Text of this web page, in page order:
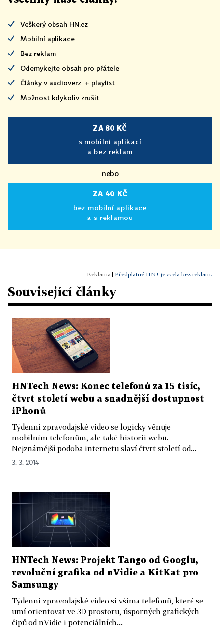
Veškerý obsah HN.cz
Mobilní aplikace
Bez reklam
Odemykejte obsah pro přátele
Články v audioverzi + playlist
Možnost kdykoliv zrušit
ZA 80 KČ
s mobilní aplikací
a bez reklam
nebo
ZA 40 KČ
bez mobilní aplikace
a s reklamou
Předplatné HN+ je zcela bez reklam.
Související články
HNTech News: Konec telefonů za 15 tisíc,
čtvrt století webu a snadnější dostupnost
iPhonů
Týdenní zpravodajské video se logicky věnuje
mobilním telefonům, ale také historii webu.
Nejznámější podoba internetu slaví čtvrt století od...
3. 3. 2014
HNTech News: Projekt Tango od Googlu,
revoluční grafika od nVidie a KitKat pro
Samsungy
Týdenní zpravodajské video si všímá telefonů, které se
umí orientovat ve 3D prostoru, úsporných grafických
čipů od nVidie i potenciálních...